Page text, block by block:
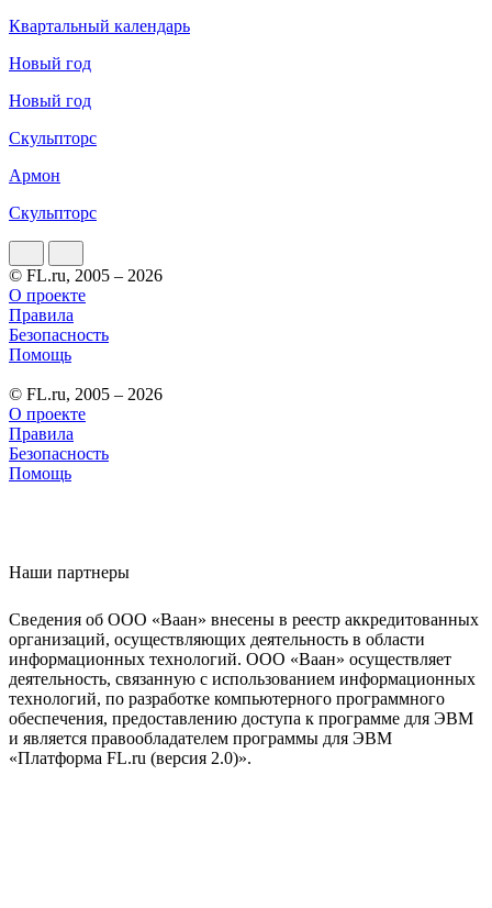
Квартальный календарь
Новый год
Новый год
Скульпторс
Армон
Скульпторс
© FL.ru, 2005 – 2026
О проекте
Правила
Безопасность
Помощь
© FL.ru, 2005 – 2026
О проекте
Правила
Безопасность
Помощь
Наши партнеры
Сведения об ООО «Ваан» внесены в реестр аккредитованных
организаций, осуществляющих деятельность в области
информационных технологий. ООО «Ваан» осуществляет
деятельность, связанную с использованием информационных
технологий, по разработке компьютерного программного
обеспечения, предоставлению доступа к программе для ЭВМ
и является правообладателем программы для ЭВМ
«Платформа FL.ru (версия 2.0)».